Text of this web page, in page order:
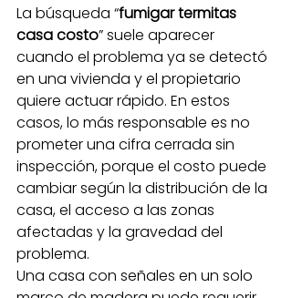
La búsqueda “fumigar termitas
casa costo” suele aparecer
cuando el problema ya se detectó
en una vivienda y el propietario
quiere actuar rápido. En estos
casos, lo más responsable es no
prometer una cifra cerrada sin
inspección, porque el costo puede
cambiar según la distribución de la
casa, el acceso a las zonas
afectadas y la gravedad del
problema.
Una casa con señales en un solo